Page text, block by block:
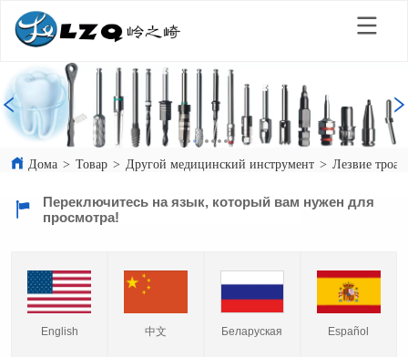
Дома > Товар > Другой медицинский инструмент > Лезвие
Переключитесь на язык, который вам нужен для
просмотра!
English 中文 Беларуская Español